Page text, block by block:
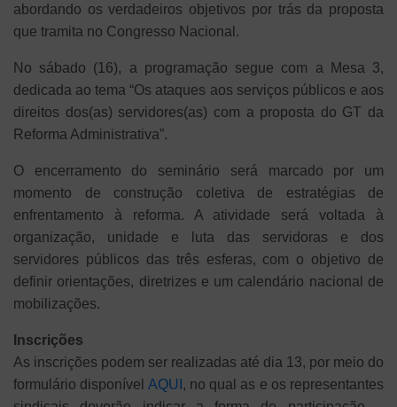
abordando os verdadeiros objetivos por trás da proposta
que tramita no Congresso Nacional.
No sábado (16), a programação segue com a Mesa 3,
dedicada ao tema “Os ataques aos serviços públicos e aos
direitos dos(as) servidores(as) com a proposta do GT da
Reforma Administrativa”.
O encerramento do seminário será marcado por um
momento de construção coletiva de estratégias de
enfrentamento à reforma. A atividade será voltada à
organização, unidade e luta das servidoras e dos
servidores públicos das três esferas, com o objetivo de
definir orientações, diretrizes e um calendário nacional de
mobilizações.
Inscrições
As inscrições podem ser realizadas até dia 13, por meio do
formulário disponível AQUI , no qual as e os representantes